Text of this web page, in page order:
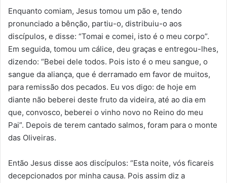
Enquanto comiam, Jesus tomou um pão e, tendo
pronunciado a bênção, partiu-o, distribuiu-o aos
discípulos, e disse: “Tomai e comei, isto é o meu corpo”.
Em seguida, tomou um cálice, deu graças e entregou-lhes,
dizendo: “Bebei dele todos. Pois isto é o meu sangue, o
sangue da aliança, que é derramado em favor de muitos,
para remissão dos pecados. Eu vos digo: de hoje em
diante não beberei deste fruto da videira, até ao dia em
que, convosco, beberei o vinho novo no Reino do meu
Pai”. Depois de terem cantado salmos, foram para o monte
das Oliveiras.
Então Jesus disse aos discípulos: “Esta noite, vós ficareis
decepcionados por minha causa. Pois assim diz a